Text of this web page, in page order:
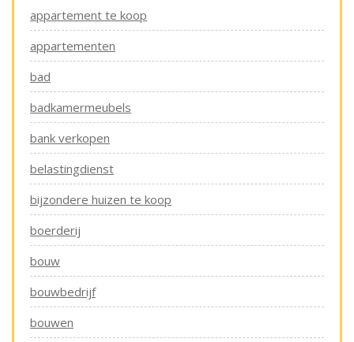
appartement te koop
appartementen
bad
badkamermeubels
bank verkopen
belastingdienst
bijzondere huizen te koop
boerderij
bouw
bouwbedrijf
bouwen